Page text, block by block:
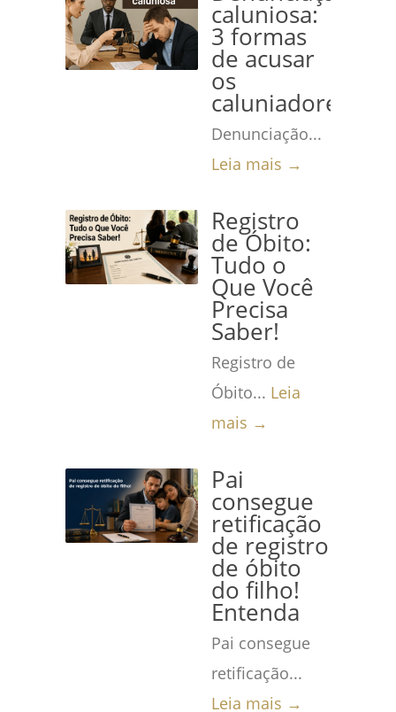
caluniosa:
3 formas
de acusar
os
caluniadores
Denunciação...
Leia mais →
Registro
de Óbito:
Tudo o
Que Você
Precisa
Saber!
Registro de
Óbito... Leia
mais →
Pai
consegue
retificação
de registro
de óbito
do filho!
Entenda
Pai consegue
retificação...
Leia mais →